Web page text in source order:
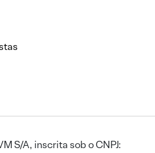
S/A, inscrita sob o CNPJ: